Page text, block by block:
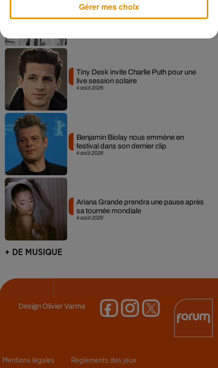
Après le film, bientôt une docu-série sur
le père de Michael Jackson
4 août 2026
Tiny Desk invite Charlie Puth pour une
live session solaire
4 août 2026
Benjamin Biolay nous emmène en
festival dans son dernier clip
4 août 2026
Ariana Grande prendra une pause après
sa tournée mondiale
+ DE MUSIQUE
DesignOlivier Varma
Mentions légales Règlements des jeux
Gérer mes choix